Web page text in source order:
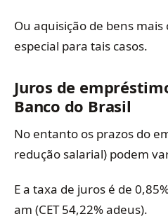
Ou aquisição de bens
especial para tais casos.
Juros de
Banco do Brasil
No entanto os prazos do
redução salarial) podem
E a taxa de juros é de
am (CET 54,22% adeus).